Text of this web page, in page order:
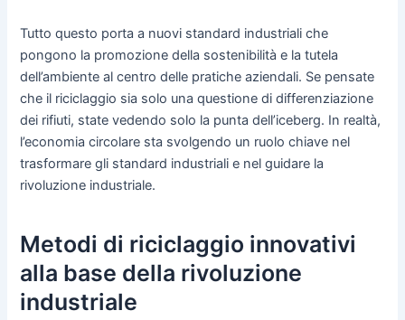
Tutto questo porta a nuovi standard industriali che
pongono la promozione della sostenibilità e la tutela
dell’ambiente al centro delle pratiche aziendali. Se pensate
che il riciclaggio sia solo una questione di differenziazione
dei rifiuti, state vedendo solo la punta dell’iceberg. In realtà,
l’economia circolare sta svolgendo un ruolo chiave nel
trasformare gli standard industriali e nel guidare la
rivoluzione industriale.
Metodi di riciclaggio innovativi
alla base della rivoluzione
industriale